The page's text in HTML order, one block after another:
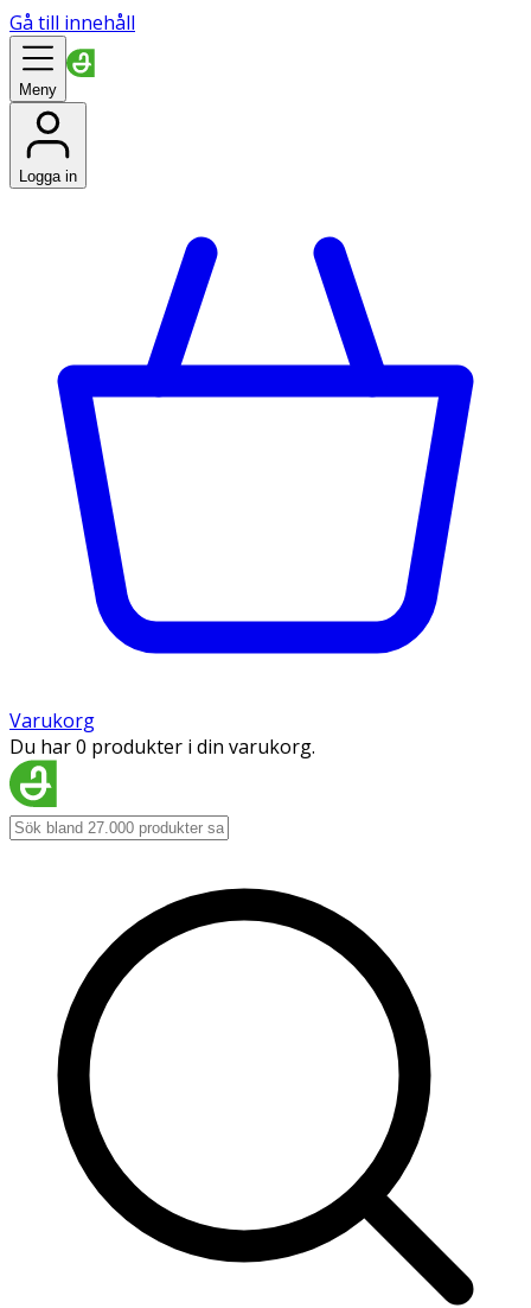
Gå till innehåll
Meny
Logga in
Varukorg
Du har 0 produkter i din varukorg.